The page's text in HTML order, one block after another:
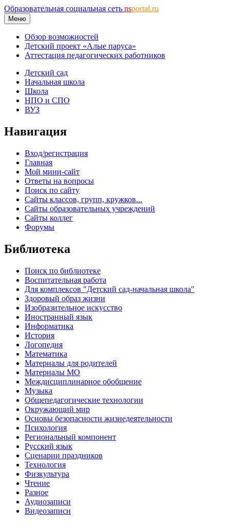
Образовательная социальная сеть nsportal.ru
Меню
Обзор возможностей
Детский проект «Алые паруса»
Аттестация педагогических работников
Детский сад
Начальная школа
Школа
НПО и СПО
ВУЗ
Навигация
Вход/регистрация
Главная
Мой мини-сайт
Ответы на вопросы
Поиск по сайту
Сайты классов, групп, кружков...
Сайты образовательных учреждений
Сайты коллег
Форумы
Библиотека
Поиск по библиотеке
Воспитательная работа
Для комплексов "Детский сад-начальная школа"
Здоровый образ жизни
Изобразительное искусство
Иностранный язык
Информатика
История
Логопедия
Математика
Материалы для родителей
Материалы МО
Междисциплинарное обобщение
Музыка
Общепедагогические технологии
Окружающий мир
Основы безопасности жизнедеятельности
Психология
Региональный компонент
Русский язык
Сценарии праздников
Технология
Физкультура
Чтение
Разное
Аудиозаписи
Видеозаписи